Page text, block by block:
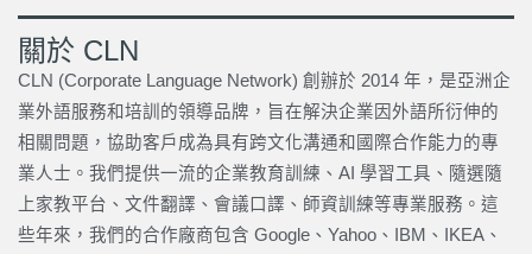
關於 CLN
CLN (Corporate Language Network) 創辦於 2014 年，是亞洲企
業外語服務和培訓的領導品牌，旨在解決企業因外語所衍伸的
相關問題，協助客戶成為具有跨文化溝通和國際合作能力的專
業人士。我們提供一流的企業教育訓練、AI 學習工具、隨選隨
上家教平台、文件翻譯、會議口譯、師資訓練等專業服務。這
些年來，我們的合作廠商包含 Google、Yahoo、IBM、IKEA、